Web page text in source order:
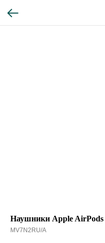
Наушники Apple AirPods
MV7N2RU/A